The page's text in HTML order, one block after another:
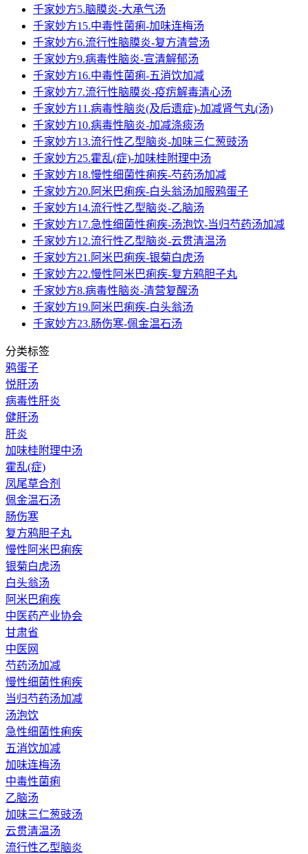
千家妙方5.脑膜炎-大承气汤
千家妙方15.中毒性菌痢-加味连梅汤
千家妙方6.流行性脑膜炎-复方清营汤
千家妙方9.病毒性脑炎-宣清解郁汤
千家妙方16.中毒性菌痢-五消饮加减
千家妙方7.流行性脑膜炎-疫疠解毒清心汤
千家妙方11.病毒性脑炎(及后遗症)-加减肾气丸(汤)
千家妙方10.病毒性脑炎-加减涤痰汤
千家妙方13.流行性乙型脑炎-加味三仁葱豉汤
千家妙方25.霍乱(症)-加味桂附理中汤
千家妙方18.慢性细菌性痢疾-芍药汤加减
千家妙方20.阿米巴痢疾-白头翁汤加服鸦蛋子
千家妙方14.流行性乙型脑炎-乙脑汤
千家妙方17.急性细菌性痢疾-汤泡饮-当归芍药汤加减
千家妙方12.流行性乙型脑炎-云贯清温汤
千家妙方21.阿米巴痢疾-银菊白虎汤
千家妙方22.慢性阿米巴痢疾-复方鸦胆子丸
千家妙方8.病毒性脑炎-清营复醒汤
千家妙方19.阿米巴痢疾-白头翁汤
千家妙方23.肠伤寒-佩金温石汤
分类标签
鸦蛋子
悦肝汤
病毒性肝炎
健肝汤
肝炎
加味桂附理中汤
霍乱(症)
凤尾草合剂
佩金温石汤
肠伤寒
复方鸦胆子丸
慢性阿米巴痢疾
银菊白虎汤
白头翁汤
阿米巴痢疾
中医药产业协会
甘肃省
中医网
芍药汤加减
慢性细菌性痢疾
当归芍药汤加减
汤泡饮
急性细菌性痢疾
五消饮加减
加味连梅汤
中毒性菌痢
乙脑汤
加味三仁葱豉汤
云贯清温汤
流行性乙型脑炎